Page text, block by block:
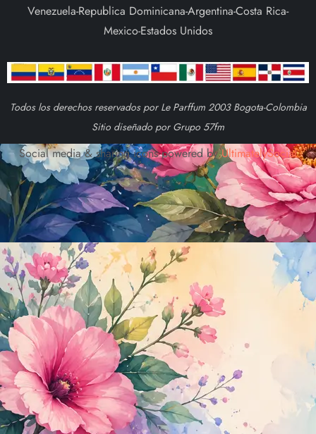
Venezuela-Republica Dominicana-Argentina-Costa Rica-
Mexico-Estados Unidos
Todos los derechos reservados por Le Parffum 2003 Bogota-Colombia
Sitio diseñado por Grupo 57fm
Social media & sharing icons powered byUltimatelySocial